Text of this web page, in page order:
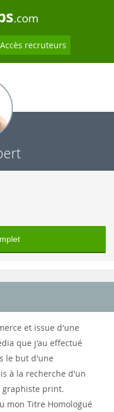
.com
Accès recruteurs
et issue d'une
que j'au effectué
le but d'une
à la recherche d'un
print.
mon Titre Homologué